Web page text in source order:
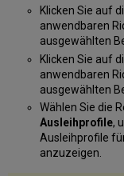
Klicken Sie auf
anwendbaren
ausgewählten
Klicken Sie auf
anwendbaren
ausgewählten
Wählen Sie die
Ausleihprofile,
Ausleihprofile
anzuzeigen.